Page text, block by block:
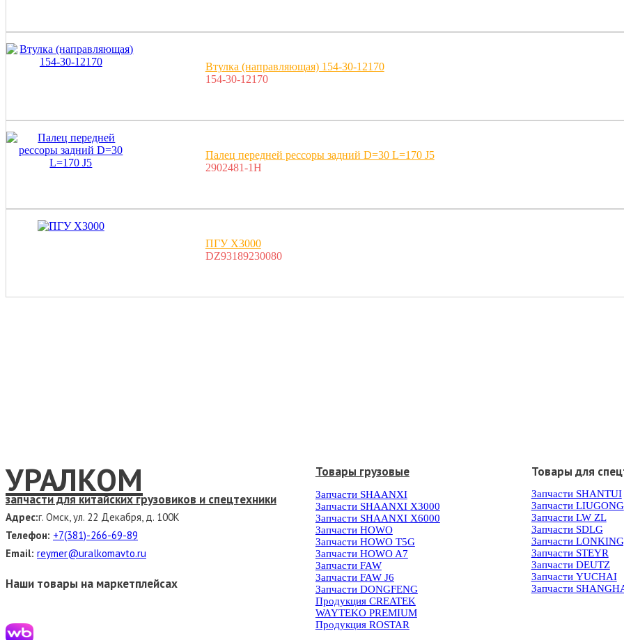
Втулка (направляющая) 154-30-12170
154-30-12170
Палец передней рессоры задний D=30 L=170 J5
2902481-1H
ПГУ X3000
DZ93189230080
УРАЛКОМ
запчасти для китайских грузовиков и спецтехники
Адрес:г. Омск, ул. 22 Декабря, д. 100К
Телефон: +7(381)-266-69-89
Email: reymer@uralkomavto.ru
Наши товары на маркетплейсах
Товары грузовые
Запчасти SHAANXI
Запчасти SHAANXI X3000
Запчасти SHAANXI X6000
Запчасти HOWO
Запчасти HOWO T5G
Запчасти HOWO A7
Запчасти FAW
Запчасти FAW J6
Запчасти DONGFENG
Продукция CREATEK
WAYTEKO PREMIUM
Продукция ROSTAR
Товары для
Запчасти SHANTUI
Запчасти LIUGONG
Запчасти LW ZL
Запчасти SDLG
Запчасти
Запчасти STEYR
Запчасти DEUTZ
Запчасти YUCHAI
Запчасти